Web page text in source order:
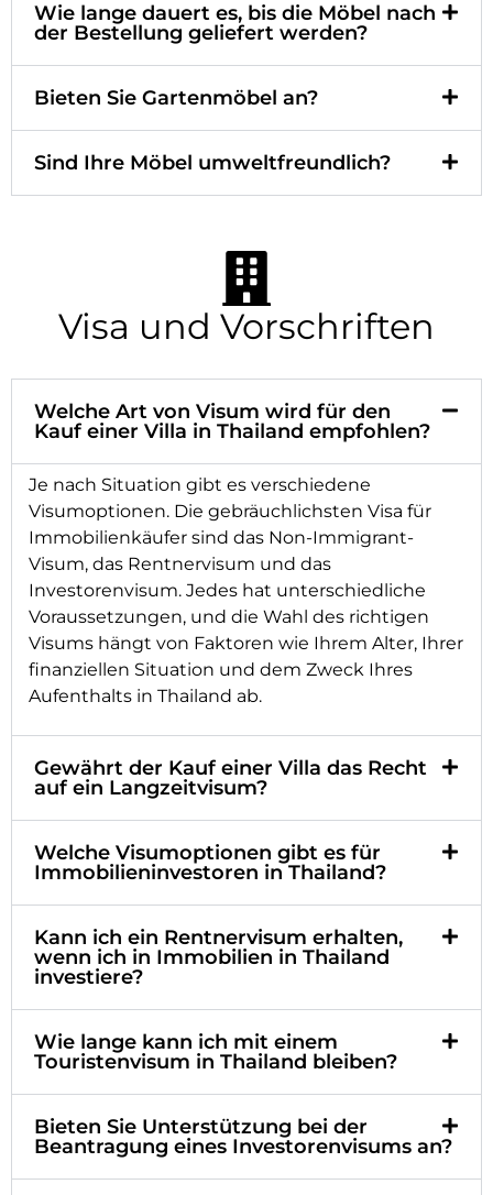
Wie lange dauert es, bis die Möbel nach
der Bestellung geliefert werden?
Bieten Sie Gartenmöbel an?
Sind Ihre Möbel umweltfreundlich?
Visa und Vorschriften
Welche Art von Visum wird für den
Kauf einer Villa in Thailand empfohlen?
Je nach Situation gibt es verschiedene
Visumoptionen. Die gebräuchlichsten Visa für
Immobilienkäufer sind das Non-Immigrant-
Visum, das Rentnervisum und das
Investorenvisum. Jedes hat unterschiedliche
Voraussetzungen, und die Wahl des richtigen
Visums hängt von Faktoren wie Ihrem Alter, Ihrer
finanziellen Situation und dem Zweck Ihres
Aufenthalts in Thailand ab.
Gewährt der Kauf einer Villa das Recht
auf ein Langzeitvisum?
Welche Visumoptionen gibt es für
Immobilieninvestoren in Thailand?
Kann ich ein Rentnervisum erhalten,
wenn ich in Immobilien in Thailand
investiere?
Wie lange kann ich mit einem
Touristenvisum in Thailand bleiben?
Bieten Sie Unterstützung bei der
Beantragung eines Investorenvisums an?